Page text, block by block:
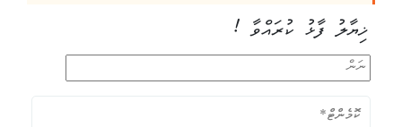
ޚިޔާލު ފާޅު ކުރައްވާ !